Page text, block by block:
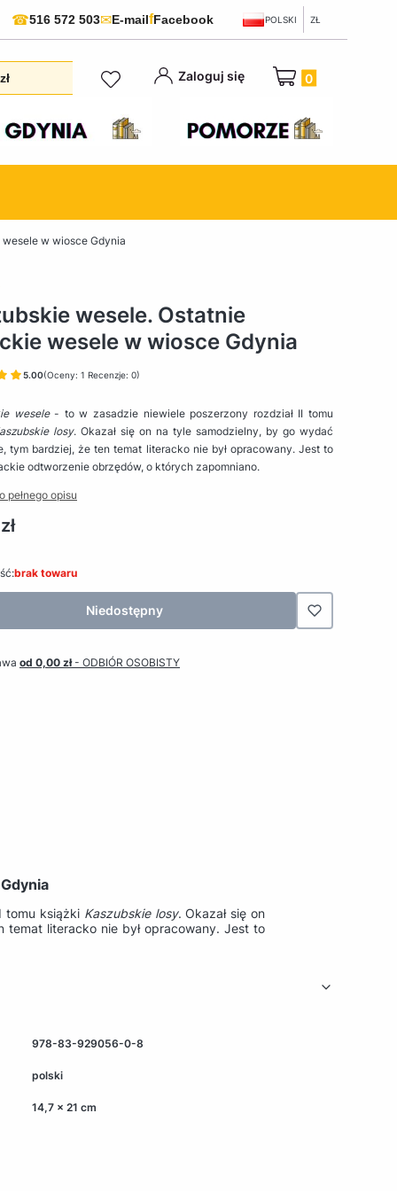
☎516 572 503✉E-mailfFacebook POLSKI ZŁ
Zaloguj się Produkty w
w wiosce Gdynia
wesele. Ostatnie
wesele w wiosce Gdynia
5.00(Oceny: 1 Recenzje: 0)
wesele- to w zasadzie niewiele poszerzony rozdział II tomu
losy. Okazał się on na tyle samodzielny, by go wydać
tym bardziej, że ten temat literacko nie był opracowany. Jest to
odtworzenie obrzędów, o których zapomniano.
pełnego opisu
brak towaru
Niedostępny
od 0,00 zł- ODBIÓR OSOBISTY
tomu książki Kaszubskie losy. Okazał się on
literacko nie był opracowany. Jest to
978-83-929056-0-8
polski
14,7 x 21 cm